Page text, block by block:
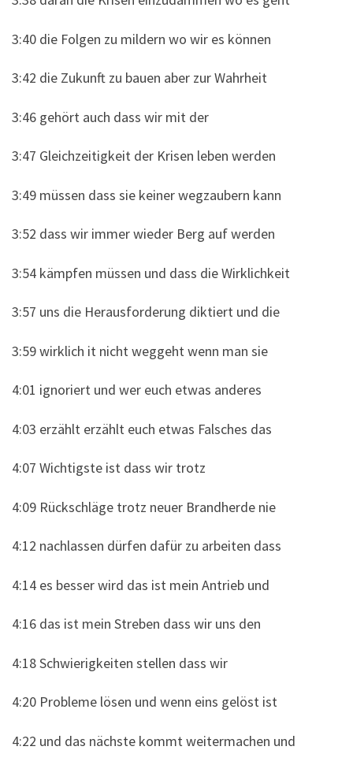
3:40 die Folgen zu mildern wo wir es können
3:42 die Zukunft zu bauen aber zur Wahrheit
3:46 gehört auch dass wir mit der
3:47 Gleichzeitigkeit der Krisen leben werden
3:49 müssen dass sie keiner wegzaubern kann
3:52 dass wir immer wieder Berg auf werden
3:54 kämpfen müssen und dass die Wirklichkeit
3:57 uns die Herausforderung diktiert und die
3:59 wirklich it nicht weggeht wenn man sie
4:01 ignoriert und wer euch etwas anderes
4:03 erzählt erzählt euch etwas Falsches das
4:07 Wichtigste ist dass wir trotz
4:09 Rückschläge trotz neuer Brandherde nie
4:12 nachlassen dürfen dafür zu arbeiten dass
4:14 es besser wird das ist mein Antrieb und
4:16 das ist mein Streben dass wir uns den
4:18 Schwierigkeiten stellen dass wir
4:20 Probleme lösen und wenn eins gelöst ist
4:22 und das nächste kommt weitermachen und